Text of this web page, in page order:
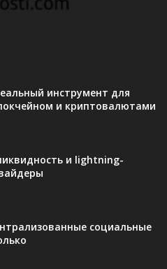
инструмент для
и криптовалютами
и lightning-
социальные